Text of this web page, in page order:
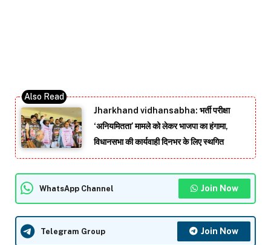
Jharkhand vidhansabha: भर्ती परीक्षा
‘अनियमितता’ मामले को लेकर भाजपा का हंगामा,
विधानसभा की कार्यवाही दिनभर के लिए स्थगित
WhatsApp Channel Join Now
Telegram Group Join Now